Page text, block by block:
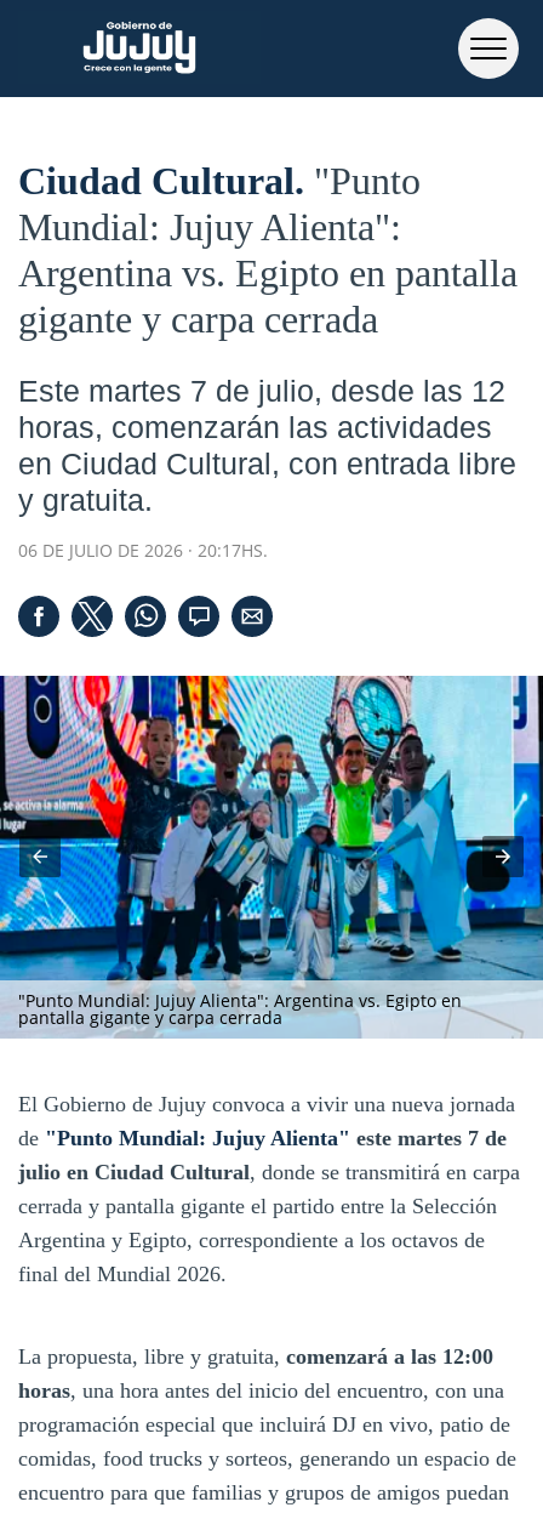
Ciudad Cultural "Punto
Mundial: Jujuy Alienta":
Argentina vs. Egipto en pantalla
gigante y carpa cerrada
Este martes 7 de julio, desde las 12
horas, comenzarán las actividades
en Ciudad Cultural, con entrada libre
y gratuita.
06 DE JULIO DE 2026 · 20:17HS.
"Punto Mundial: Jujuy Alienta": Argentina vs. Egipto en
pantalla gigante y carpa cerrada
El Gobierno de Jujuy convoca a vivir una nueva jornada
de "Punto Mundial: Jujuy Alienta" este martes 7 de
julio en Ciudad Cultural, donde se transmitirá en carpa
cerrada y pantalla gigante el partido entre la Selección
Argentina y Egipto, correspondiente a los octavos de
final del Mundial 2026.
La propuesta, libre y gratuita, comenzará a las 12:00
horas, una hora antes del inicio del encuentro, con una
programación especial que incluirá DJ en vivo, patio de
comidas, food trucks y sorteos, generando un espacio de
encuentro para que familias y grupos de amigos puedan